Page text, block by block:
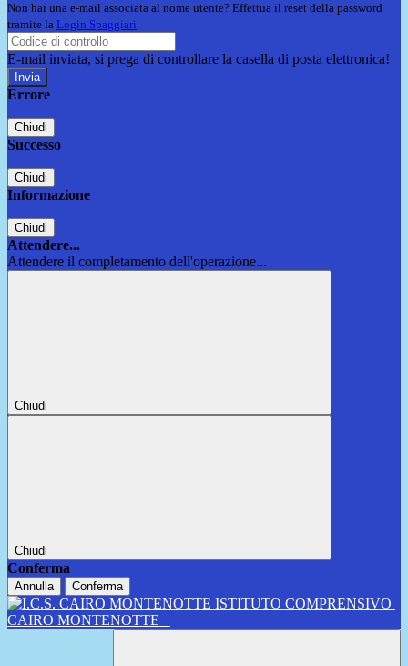
Non hai una e-mail associata al nome utente? Effettua il reset della password
tramite la Login Spaggiari
E-mail inviata, si prega di controllare la casella di posta elettronica!
Errore
Chiudi
Successo
Chiudi
Informazione
Chiudi
Attendere...
Attendere il completamento dell'operazione...
Chiudi
Chiudi
Conferma
Annulla Conferma
ISTITUTO COMPRENSIVO
CAIRO MONTENOTTE